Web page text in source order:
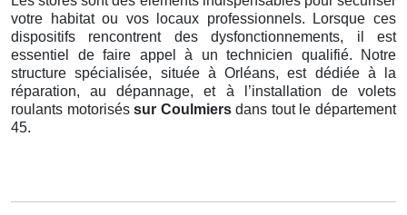
votre habitat ou vos locaux professionnels. Lorsque ces
dispositifs rencontrent des dysfonctionnements, il est
essentiel de faire appel à un technicien qualifié. Notre
structure spécialisée, située à Orléans, est dédiée à la
réparation, au dépannage, et à l’installation de volets
roulants motoriséssur Coulmiersdans tout le département
45.